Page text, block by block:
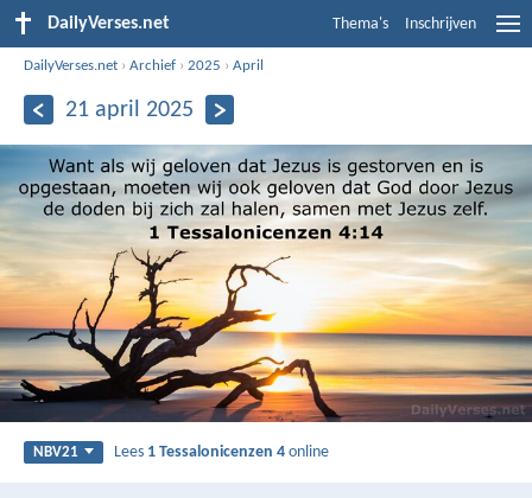
DailyVerses.net Thema's Inschrijven
DailyVerses.net ›Archief ›2025 ›April
21 april 2025
NBV21 Lees 1 Tessalonicenzen 4 online